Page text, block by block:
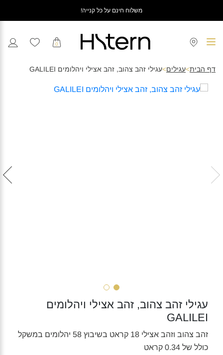
משלוח חינם על כל קנייה!
0
דף הבית>עגילים>עגילי זהב צהוב, זהב אצילי ויהלומים GALILEI
עגילי זהב צהוב, זהב אצילי ויהלומים
GALILEI
זהב צהוב וזהב אצילי 18 קראט בשיבוץ 58 יהלומים במשקל
כולל של 0.34 קראט